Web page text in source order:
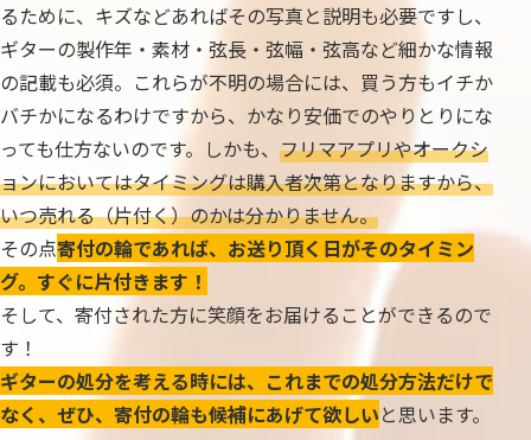
るために、キズなどあればその写真と説明も必要ですし、
ギターの製作年・素材・弦長・弦幅・弦高など細かな情報
の記載も必須。これらが不明の場合には、買う方もイチか
バチかになるわけですから、かなり安価でのやりとりにな
っても仕方ないのです。しかも、 フリマアプリやオークシ
ョンにおいてはタイミングは購入者次第となりますから、
いつ売れる（片付く）のかは分かりません。
その点寄付の輪であれば、お送り頂く日がそのタイミン
グ。すぐに片付きます！
そして、寄付された方に笑顔をお届けることができるので
す！
ギターの処分を考える時には、これまでの処分方法だけで
なく、ぜひ、寄付の輪も候補にあげて欲しいと思います。